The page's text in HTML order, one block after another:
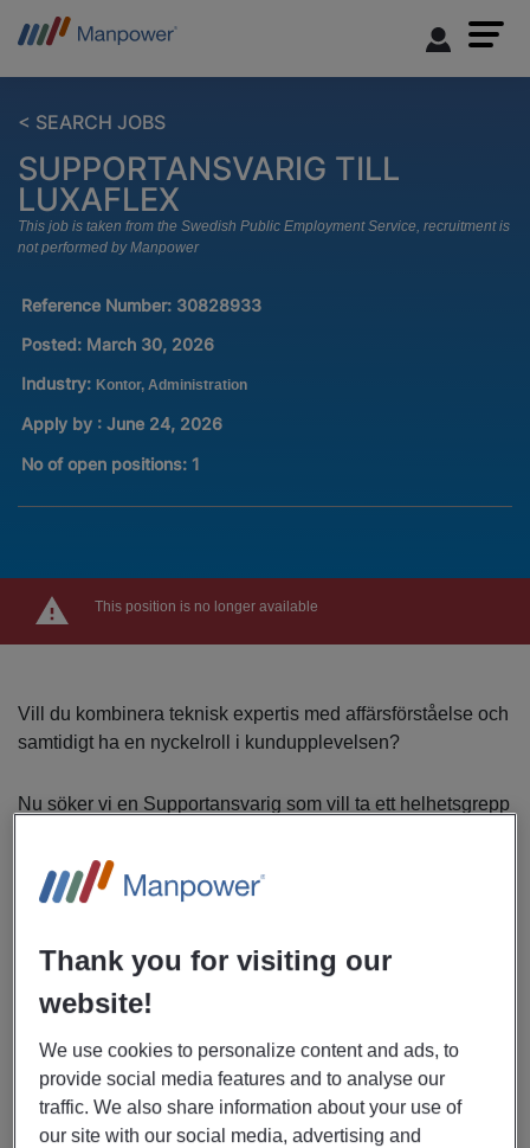
< SEARCH JOBS
SUPPORTANSVARIG TILL
LUXAFLEX
This job is taken from the Swedish Public Employment Service, recruitment is
not performed by Manpower
Reference Number: 30828933
Posted: March 30, 2026
Industry: Kontor, Administration
Apply by : June 24, 2026
No of open positions: 1
This position is no longer available
Vill du kombinera teknisk expertis med affärsförståelse och
samtidigt ha en nyckelroll i kundupplevelsen?
Nu söker vi en Supportansvarig som vill ta ett helhetsgrepp
nära kunder och återförsäljare, driva utbildningar och följa
projekt hela vägen från offert till färdig lösning.
Det här är en roll för dig som trivs i en dynamisk vardag där
teknik, affär och relationer möts.
DIN VARDAG Som Supportansvarig har du en central roll i
att stärka både kundnöjdhet och affären. Du arbetar brett,
från teknisk rådgivning till utbildning och
projektuppföljning.
Thank you for visiting our
website!
We use cookies to personalize content and ads, to
provide social media features and to analyse our
traffic. We also share information about your use of
our site with our social media, advertising and